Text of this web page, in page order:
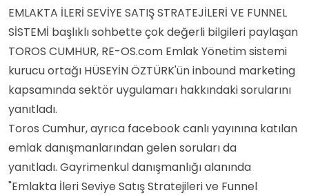
EMLAKTA İLERİ SEVİYE SATIŞ STRATEJİLERİ VE FUNNEL
SİSTEMİ başlıklı sohbette çok değerli bilgileri paylaşan
TOROS CUMHUR, RE-OS.com Emlak Yönetim sistemi
kurucu ortağı HÜSEYİN ÖZTÜRK'ün inbound marketing
kapsamında sektör uygulamarı hakkındaki sorularını
yanıtladı.
Toros Cumhur, ayrıca facebook canlı yayınına katılan
emlak danışmanlarından gelen soruları da
yanıtladı. Gayrimenkul danışmanlığı alanında
"Emlakta İleri Seviye Satış Stratejileri ve Funnel